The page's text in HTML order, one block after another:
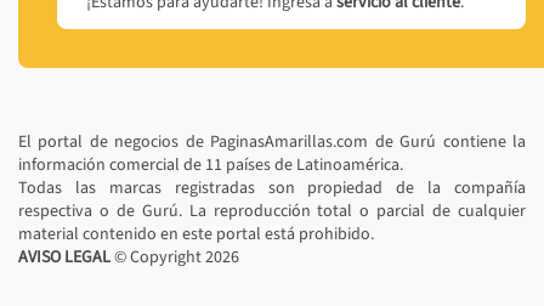
El portal de negocios de PaginasAmarillas.com de Gurú contiene la
información comercial de 11 países de Latinoamérica.
Todas las marcas registradas son propiedad de la compañía
respectiva o de Gurú. La reproducción total o parcial de cualquier
material contenido en este portal está prohibido.
AVISO LEGAL© Copyright2026